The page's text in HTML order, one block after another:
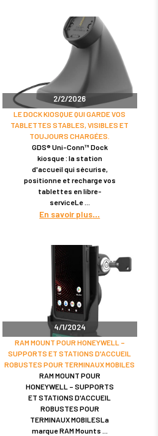
2/2/2026
LE DOCK KIOSQUE QUI GARDE VOS
TABLETTES STABLES, VISIBLES ET
TOUJOURS CHARGÉES.
GDS® Uni-Conn™ Dock
kiosque : la station
d'accueil qui sécurise,
positionne et recharge vos
tablettes en libre-
serviceLe
En savoir plus
4/1/2024
RAM MOUNT POUR HONEYWELL –
SUPPORTS ET STATIONS D'ACCUEIL
ROBUSTES POUR TERMINAUX MOBILES
RAM MOUNT POUR
HONEYWELL – SUPPORTS
ET STATIONS D'ACCUEIL
ROBUSTES POUR
TERMINAUX MOBILESLa
marque RAM Mounts